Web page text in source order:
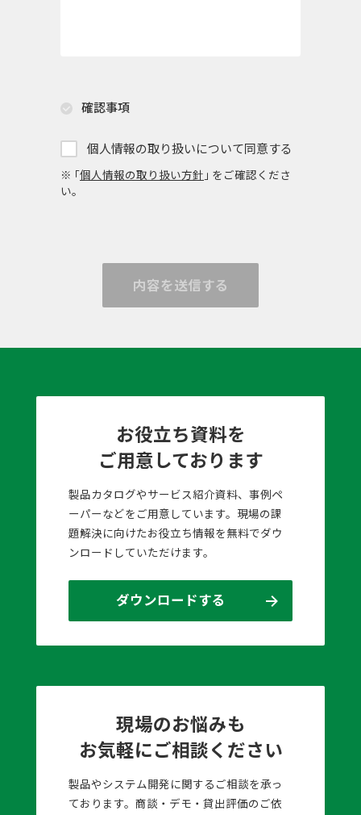
確認事項
個人情報の取り扱いについて同意する
※ ｢個人情報の取り扱い方針 ｣ をご確認くださ
い。
内容を送信する
お役立ち資料を
ご用意しております
製品カタログやサービス紹介資料、事例ペ
ーパーなどをご用意しています。現場の課
題解決に向けたお役立ち情報を無料でダウ
ンロードしていただけます。
ダウンロードする
現場のお悩みも
お気軽にご相談ください
製品やシステム開発に関するご相談を承っ
ております。商談・デモ・貸出評価のご依